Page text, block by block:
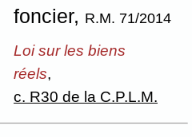
foncier, R.M. 71/2014
Loi sur les biens
réels,
c. R30 de la C.P.L.M.